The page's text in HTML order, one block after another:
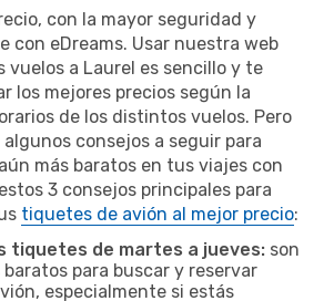
con la mayor seguridad y
con eDreams. Usar nuestra web
vuelos a Laurel es sencillo y te
los mejores precios según la
de los distintos vuelos. Pero
consejos a seguir para
más baratos en tus viajes con
3 consejos principales para
tiquetes de avión al mejor precio:
tiquetes de martes a jueves: son
baratos para buscar y reservar
especialmente si estás